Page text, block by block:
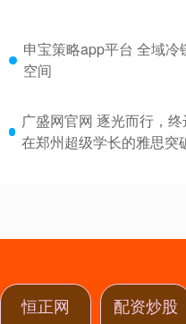
申宝策略app平台 全域
空间
广盛网官网 逐光而行，
在郑州超级学长的雅思突
恒正网 配资炒股